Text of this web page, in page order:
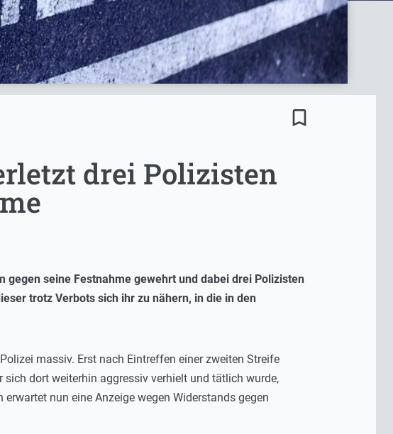
bookmark_border
drei Polizisten
seine Festnahme gewehrt und dabei drei Polizisten
trotz Verbots sich ihr zu nähern, in die in den
massiv. Erst nach Eintreffen einer zweiten Streife
dort weiterhin aggressiv verhielt und tätlich wurde,
nun eine Anzeige wegen Widerstands gegen